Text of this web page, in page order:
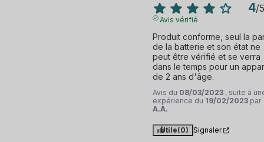
4/5
Avis vérifié
Produit conforme, seul la
de la batterie et son état ne
peut être vérifié et se verra
dans le temps pour un
de 2 ans d'âge.
Avis du 08/03/2023 , suite à
expérience du 19/02/2023 par
A.A.
Utile(0) Signaler